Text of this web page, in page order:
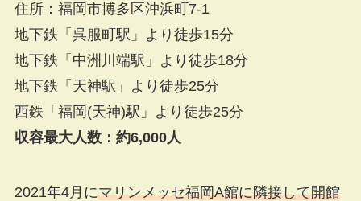
住所：福岡市博多区沖浜町7-1
地下鉄「呉服町駅」より徒歩15分
地下鉄「中洲川端駅」より徒歩18分
地下鉄「天神駅」より徒歩25分
西鉄「福岡(天神)駅」より徒歩25分
収容最大人数：約6,000人
2021年4月にマリンメッセ福岡A館に隣接して開館